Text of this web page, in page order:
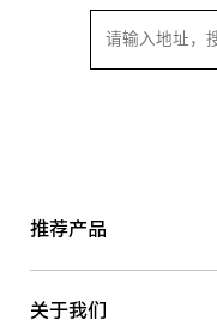
推荐产品
关于我们